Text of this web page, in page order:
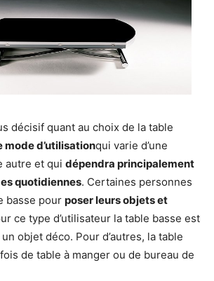
décisif quant au choix de la table
mode d’utilisationqui varie d’une
autre et qui dépendra principalement
quotidiennes. Certaines personnes
basse pour poser leurs objets et
ce type d’utilisateur la table basse est
objet déco. Pour d’autres, la table
de table à manger ou de bureau de